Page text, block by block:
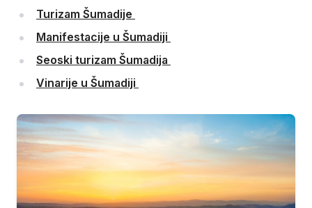
Turizam Šumadije
Manifestacije u Šumadiji
Seoski turizam Šumadija
Vinarije u Šumadiji